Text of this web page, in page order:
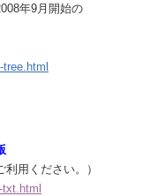
年9月開始の
用ください。）
txt.html